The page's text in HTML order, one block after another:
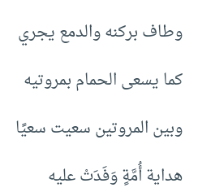
وطاف بركنه والدمع يجري
كما يسعى الحمام بمروتيه
وبين المروتين سعيت سعيًا
هداية أُمَّةٍ وَفَدَتْ عليه